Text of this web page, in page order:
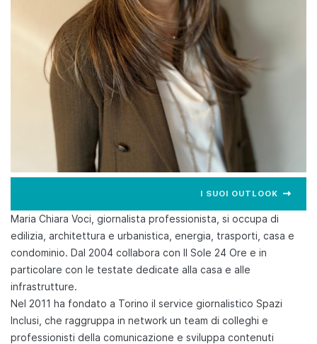
I SUOI OUTLOOK
Maria Chiara Voci, giornalista professionista, si occupa di
edilizia, architettura e urbanistica, energia, trasporti, casa e
condominio. Dal 2004 collabora con Il Sole 24 Ore e in
particolare con le testate dedicate alla casa e alle
infrastrutture.
Nel 2011 ha fondato a Torino il service giornalistico Spazi
Inclusi, che raggruppa in network un team di colleghi e
professionisti della comunicazione e sviluppa contenuti